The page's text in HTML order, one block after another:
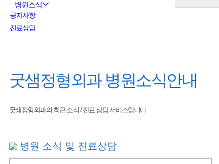
병원소식
공지사항
진료상담
굿샘정형외과병원소식안내
굿샘정형외과의 최근 소식 / 진료 상담 서비스입니다.
병원 소식 및 진료상담